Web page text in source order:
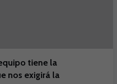
tiene la
nos exigirá la